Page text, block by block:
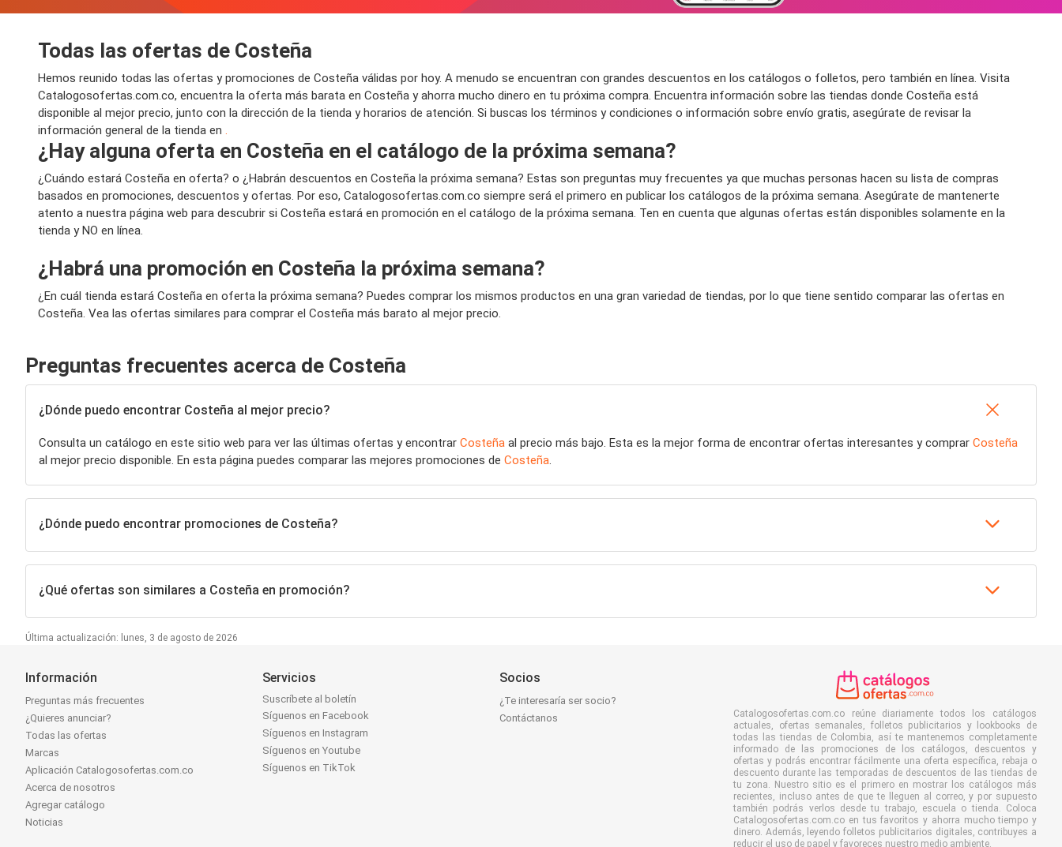
Todas las ofertas de Costeña
Hemos reunido todas las ofertas y promociones de Costeña válidas por hoy. A menudo se encuentran con grandes descuentos en los catálogos o folletos, pero también en línea. Visita
Catalogosofertas.com.co, encuentra la oferta más barata en Costeña y ahorra mucho dinero en tu próxima compra. Encuentra información sobre las tiendas donde Costeña está
disponible al mejor precio, junto con la dirección de la tienda y horarios de atención. Si buscas los términos y condiciones o información sobre envío gratis, asegúrate de revisar la
información general de la tienda en .
¿Hay alguna oferta en Costeña en el catálogo de la próxima semana?
¿Cuándo estará Costeña en oferta? o ¿Habrán descuentos en Costeña la próxima semana? Estas son preguntas muy frecuentes ya que muchas personas hacen su lista de compras
basados en promociones, descuentos y ofertas. Por eso, Catalogosofertas.com.co siempre será el primero en publicar los catálogos de la próxima semana. Asegúrate de mantenerte
atento a nuestra página web para descubrir si Costeña estará en promoción en el catálogo de la próxima semana. Ten en cuenta que algunas ofertas están disponibles solamente en la
tienda y NO en línea.
¿Habrá una promoción en Costeña la próxima semana?
¿En cuál tienda estará Costeña en oferta la próxima semana? Puedes comprar los mismos productos en una gran variedad de tiendas, por lo que tiene sentido comparar las ofertas en
Costeña. Vea las ofertas similares para comprar el Costeña más barato al mejor precio.
Preguntas frecuentes acerca de Costeña
¿Dónde puedo encontrar Costeña al mejor precio?
Consulta un catálogo en este sitio web para ver las últimas ofertas y encontrar Costeña al precio más bajo. Esta es la mejor forma de encontrar ofertas interesantes y comprar Costeña
al mejor precio disponible. En esta página puedes comparar las mejores promociones de Costeña.
¿Dónde puedo encontrar promociones de Costeña?
¿Qué ofertas son similares a Costeña en promoción?
Última actualización: lunes, 3 de agosto de 2026
Información
Preguntas más frecuentes
¿Quieres anunciar?
Todas las ofertas
Marcas
Aplicación Catalogosofertas.com.co
Acerca de nosotros
Agregar catálogo
Noticias
Servicios
Suscríbete al boletín
Síguenos en Facebook
Síguenos en Instagram
Síguenos en Youtube
Síguenos en TikTok
Socios
¿Te interesaría ser socio?
Contáctanos
Catalogosofertas.com.co reúne diariamente todos los catálogos
actuales, ofertas semanales, folletos publicitarios y lookbooks de
todas las tiendas de Colombia, así te mantenemos completamente
informado de las promociones de los catálogos, descuentos y
ofertas y podrás encontrar fácilmente una oferta específica, rebaja o
descuento durante las temporadas de descuentos de las tiendas de
tu zona. Nuestro sitio es el primero en mostrar los catálogos más
recientes, incluso antes de que te lleguen al correo, y por supuesto
también podrás verlos desde tu trabajo, escuela o tienda. Coloca
Catalogosofertas.com.co en tus favoritos y ahorra mucho tiempo y
dinero. Además, leyendo folletos publicitarios digitales, contribuyes a
reducir el uso de papel y favoreces nuestro medio ambiente.